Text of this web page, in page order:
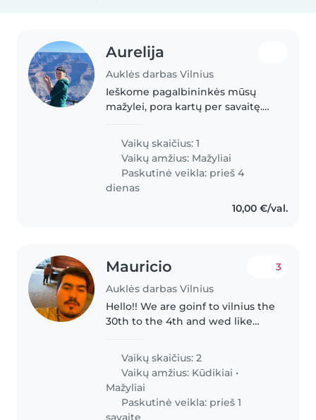
Aurelija
Auklės darbas Vilnius
Ieškome pagalbininkės mūsų
mažylei, pora kartų per savaitę.
metukai, mergytė draugiška,
smalsi, mėgsta būti lauke, žaisti
smėlio dėžėje ir suptis.
Namuose..
Vaikų skaičius: 1
Vaikų amžius: Mažyliai
Paskutinė veikla: prieš 4
dienas
10,00 €/val.
Mauricio
Auklės darbas Vilnius
3
Hello!! We are goinf to vilnius the
30th to the 4th and wed like
meals will be included
Vaikų skaičius: 2
Vaikų amžius: Kūdikiai •
Mažyliai
Paskutinė veikla: prieš 1
savaitę